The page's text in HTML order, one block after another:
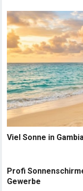
Viel Sonne in
Profi
Gewerbe